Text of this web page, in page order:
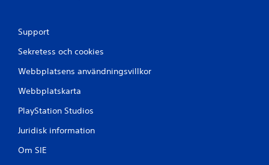
Support
Sekretess och cookies
Webbplatsens användningsvillkor
Webbplatskarta
PlayStation Studios
Juridisk information
Om SIE